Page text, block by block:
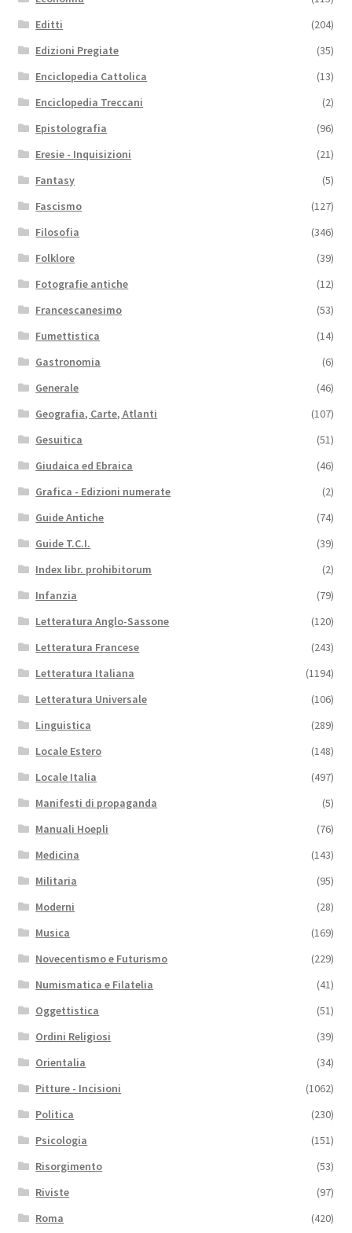
Editti
(204)
Edizioni Pregiate
(35)
Enciclopedia Cattolica
(13)
Enciclopedia Treccani
(2)
Epistolografia
(96)
Eresie - Inquisizioni
(21)
Fantasy
(5)
Fascismo
(127)
Filosofia
(346)
Folklore
(39)
Fotografie antiche
(12)
Francescanesimo
(53)
Fumettistica
(14)
Gastronomia
(6)
Generale
(46)
Geografia, Carte, Atlanti
(107)
Gesuitica
(51)
Giudaica ed Ebraica
(46)
Grafica - Edizioni numerate
(2)
Guide Antiche
(74)
Guide T.C.I.
(39)
Index libr. prohibitorum
(2)
Infanzia
(79)
Letteratura Anglo-Sassone
(120)
Letteratura Francese
(243)
Letteratura Italiana
(1194)
Letteratura Universale
(106)
Linguistica
(289)
Locale Estero
(148)
Locale Italia
(497)
Manifesti di propaganda
(5)
Manuali Hoepli
(76)
Medicina
(143)
Militaria
(95)
Moderni
(28)
Musica
(169)
Novecentismo e Futurismo
(229)
Numismatica e Filatelia
(41)
Oggettistica
(51)
Ordini Religiosi
(39)
Orientalia
(34)
Pitture - Incisioni
(1062)
Politica
(230)
Psicologia
(151)
Risorgimento
(53)
Riviste
(97)
Roma
(420)